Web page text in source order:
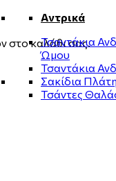
στο καλάθι σας.
Αντρικά
Τσαντάκια
Ώμου
Τσαντάκια
Σακίδια
Τσάντες